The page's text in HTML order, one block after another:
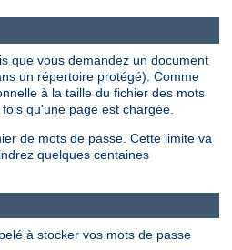
que vous demandez un document
un répertoire protégé). Comme
à la taille du fichier des mots
qu'une page est chargée.
de mots de passe. Cette limite va
quelques centaines
à stocker vos mots de passe